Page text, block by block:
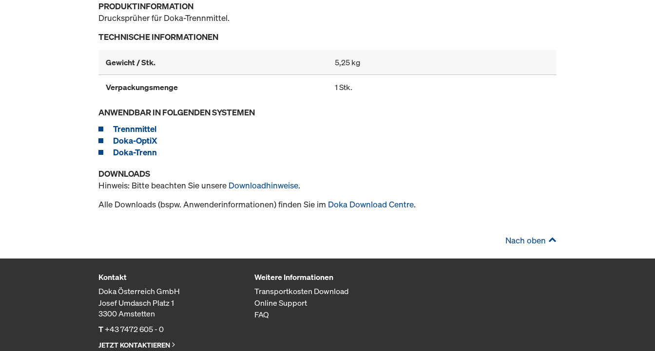
PRODUKTINFORMATION
Drucksprüher für Doka-Trennmittel.
TECHNISCHE INFORMATIONEN
Gewicht / Stk. 5,25 kg
Verpackungsmenge 1 Stk.
ANWENDBAR IN FOLGENDEN SYSTEMEN
Trennmittel
Doka-OptiX
Doka-Trenn
DOWNLOADS
Hinweis: Bitte beachten Sie unsere Downloadhinweise.
Alle Downloads (bspw. Anwenderinformationen) finden Sie im Doka Download Centre.
Nach oben
Kontakt
Doka Österreich GmbH
Josef Umdasch Platz 1
3300 Amstetten
T+43 7472 605 - 0
JETZT KONTAKTIEREN
Weitere Informationen
Transportkosten Download
Online Support
FAQ